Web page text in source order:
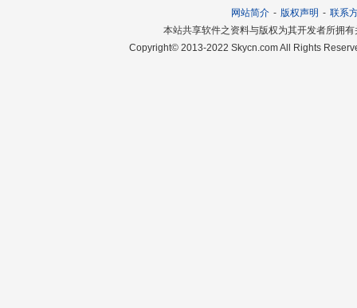
网站简介 - 版权声明 - 联系
本站共享软件之资料与版权为其开发者所拥
Copyright© 2013-2022 Skycn.com All Rights